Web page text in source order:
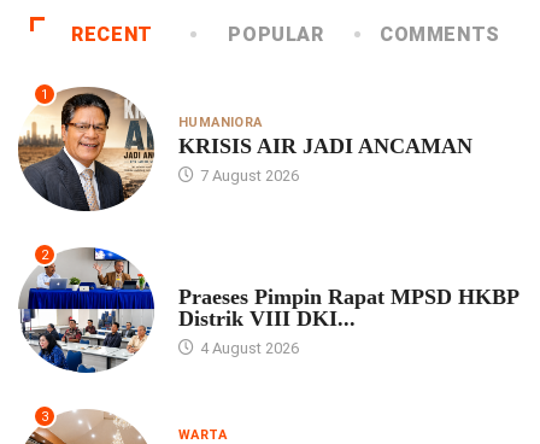
RECENT POPULAR COMMENTS
1
HUMANIORA
KRISIS AIR JADI ANCAMAN
7 August 2026
2
Praeses Pimpin Rapat MPSD HKBP
Distrik VIII DKI...
4 August 2026
3
WARTA